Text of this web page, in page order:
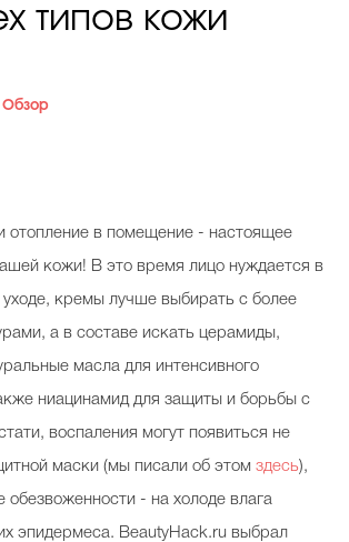
хакер
типов кожи
Обзор
отопление в помещение - настоящее
кожи! В это время лицо нуждается в
уходе, кремы лучше выбирать с более
а в составе искать церамиды,
масла для интенсивного
ниацинамид для защиты и борьбы с
воспаления могут появиться не
маски (мы писали об этом здесь),
обезвоженности - на холоде влага
эпидермеса. BeautyHack.ru выбрал